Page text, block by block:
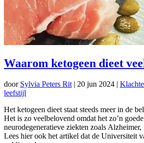
Waarom ketogeen dieet
door Sylvia Peters Rit | 20 jun 2024 |
leefstijl
Het ketogeen dieet staat steeds meer in de
Het is zo veelbelovend omdat het zo’n
neurodegeneratieve ziekten zoals
Lees hier ook het artikel dat de Universiteit